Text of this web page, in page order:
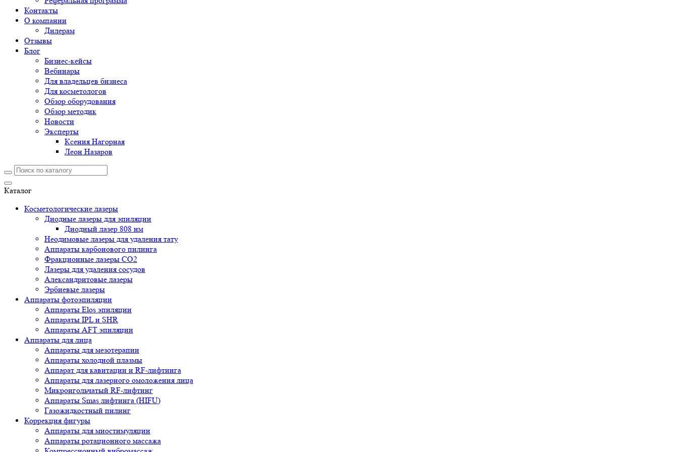
Контакты
О компании
Дилерам
Отзывы
Блог
Бизнес-кейсы
Вебинары
Для владельцев бизнеса
Для косметологов
Обзор оборудования
Обзор методик
Новости
Эксперты
Ксения Нагорная
Леон Назаров
Каталог
Косметологические лазеры
Диодные лазеры для эпиляции
Диодный лазер 808 нм
Неодимовые лазеры для удаления тату
Аппараты карбонового пилинга
Фракционные лазеры CO2
Лазеры для удаления сосудов
Александритовые лазеры
Эрбиевые лазеры
Аппараты фотоэпиляции
Аппараты Elos эпиляции
Аппараты IPL и SHR
Аппараты AFT эпиляции
Аппараты для лица
Аппараты для мезотерапии
Аппараты холодной плазмы
Аппарат для кавитации и RF-лифтинга
Аппараты для лазерного омоложения лица
Микроигольчатый RF-лифтинг
Аппараты Smas лифтинга (HIFU)
Газожидкостный пилинг
Коррекция фигуры
Аппараты для миостимуляции
Аппараты ротационного массажа